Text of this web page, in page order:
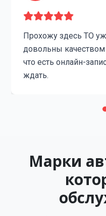
Прохожу здесь ТО
довольны качеством
что есть онлайн-
ждать.
Марки